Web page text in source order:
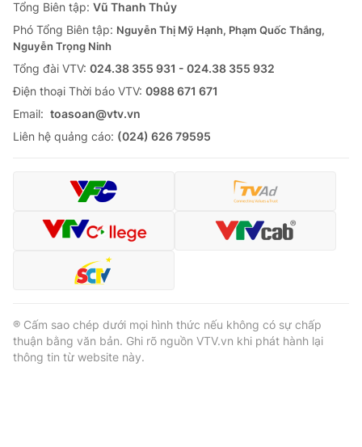
Tổng Biên tập: Vũ Thanh Thủy
Phó Tổng Biên tập: Nguyễn Thị Mỹ Hạnh, Phạm Quốc Thắng,
Nguyễn Trọng Ninh
Tổng đài VTV: 024.38 355 931 - 024.38 355 932
Ðiện thoại Thời báo VTV: 0988 671 671
Email: toasoan@vtv.vn
Liên hệ quảng cáo: (024) 626 79595
® Cấm sao chép dưới mọi hình thức nếu không có sự chấp
thuận bằng văn bản. Ghi rõ nguồn VTV.vn khi phát hành lại
thông tin từ website này.